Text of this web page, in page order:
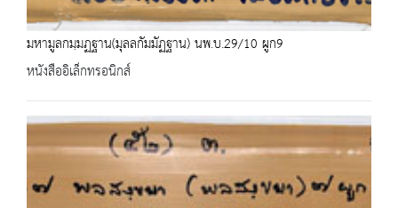
มหามูลกมฺมฏฐาน(มุลลกัมมัฏฐาน) นพ.บ.29/10 ผูก9
หนังสืออิเล็กทรอนิกส์